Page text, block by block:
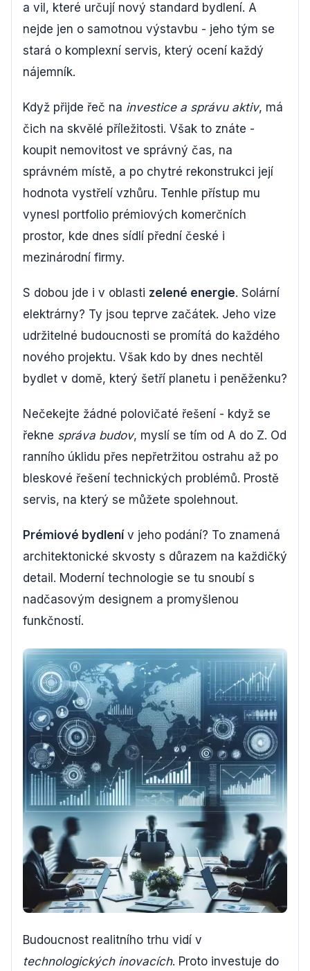
a vil, které určují nový standard bydlení. A
nejde jen o samotnou výstavbu - jeho tým se
stará o komplexní servis, který ocení každý
nájemník.
Když přijde řeč na investice a správu aktiv, má
čich na skvělé příležitosti. Však to znáte -
koupit nemovitost ve správný čas, na
správném místě, a po chytré rekonstrukci její
hodnota vystřelí vzhůru. Tenhle přístup mu
vynesl portfolio prémiových komerčních
prostor, kde dnes sídlí přední české i
mezinárodní firmy.
S dobou jde i v oblasti zelené energie. Solární
elektrárny? Ty jsou teprve začátek. Jeho vize
udržitelné budoucnosti se promítá do každého
nového projektu. Však kdo by dnes nechtěl
bydlet v domě, který šetří planetu i peněženku?
Nečekejte žádné polovičaté řešení - když se
řekne správa budov, myslí se tím od A do Z. Od
ranního úklidu přes nepřetržitou ostrahu až po
bleskové řešení technických problémů. Prostě
servis, na který se můžete spolehnout.
Prémiové bydlení v jeho podání? To znamená
architektonické skvosty s důrazem na každičký
detail. Moderní technologie se tu snoubí s
nadčasovým designem a promyšlenou
funkčností.
Budoucnost realitního trhu vidí v
technologických inovacích. Proto investuje do